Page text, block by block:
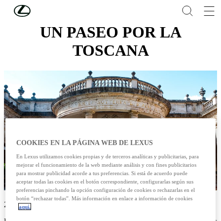
Skip to Main Content
UN PASEO POR LA
TOSCANA
25/09/2024
COOKIES EN LA PÁGINA WEB DE LEXUS
En Lexus utilizamos cookies propias y de terceros analíticas y publicitarias, para
mejorar el funcionamiento de la web mediante análisis y con fines publicitarios
para mostrar publicidad acorde a tus preferencias. Si está de acuerdo puede
aceptar todas las cookies en el botón correspondiente, configurarlas según sus
preferencias pinchando la opción configuración de cookies o rechazarlas en el
botón “rechazar todas”. Más información en enlace a información de cookies
aquí.